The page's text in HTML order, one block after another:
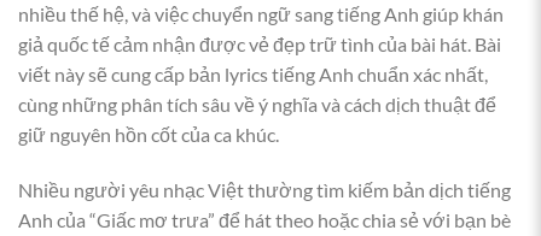
nhiều thế hệ, và việc chuyển ngữ sang tiếng Anh giúp khán
giả quốc tế cảm nhận được vẻ đẹp trữ tình của bài hát. Bài
viết này sẽ cung cấp bản lyrics tiếng Anh chuẩn xác nhất,
cùng những phân tích sâu về ý nghĩa và cách dịch thuật để
giữ nguyên hồn cốt của ca khúc.
Nhiều người yêu nhạc Việt thường tìm kiếm bản dịch tiếng
Anh của “Giấc mơ trưa” để hát theo hoặc chia sẻ với bạn bè